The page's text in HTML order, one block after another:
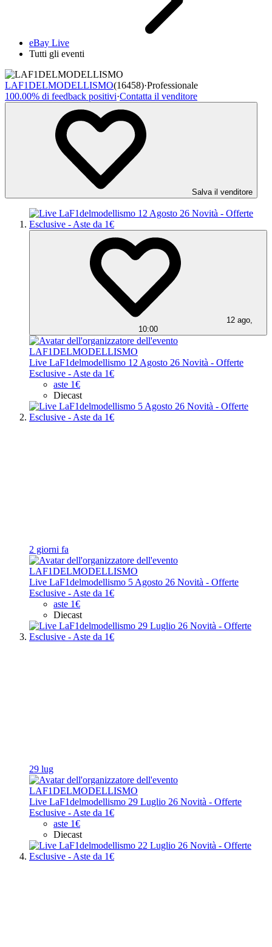
eBay Live
Tutti gli eventi
LAF1DELMODELLISMO(16458)·Professionale
100.00% di feedback positivi·Contatta il venditore
Salva il venditore
12 ago,
10:00
LAF1DELMODELLISMO
Live LaF1delmodellismo 12 Agosto 26 Novità - Offerte
Esclusive - Aste da 1€
aste 1€
Diecast
2 giorni fa
LAF1DELMODELLISMO
Live LaF1delmodellismo 5 Agosto 26 Novità - Offerte
Esclusive - Aste da 1€
aste 1€
Diecast
29 lug
LAF1DELMODELLISMO
Live LaF1delmodellismo 29 Luglio 26 Novità - Offerte
Esclusive - Aste da 1€
aste 1€
Diecast